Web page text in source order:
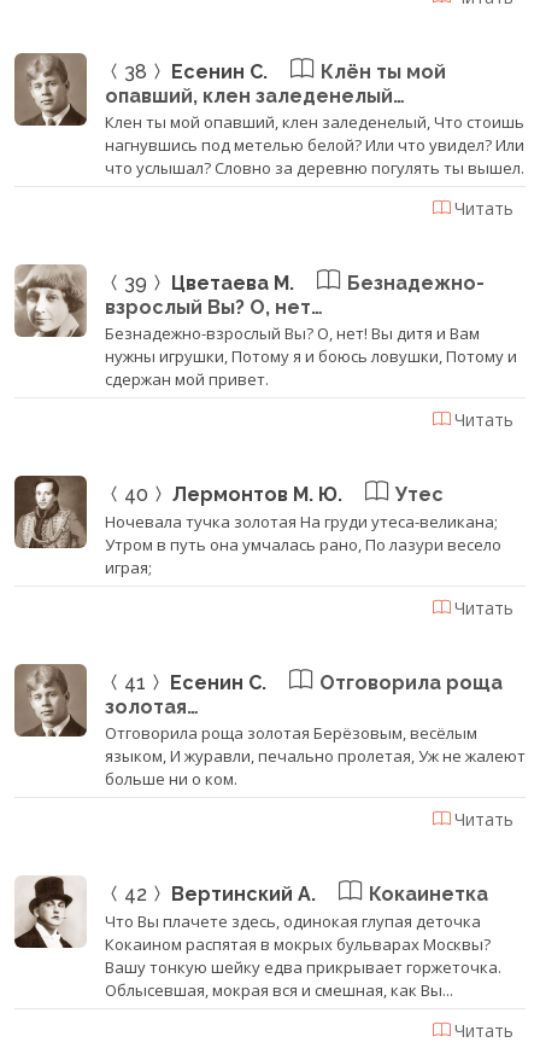
38 Есенин С.
Клён ты мой
опавший, клен заледенелый…
Клен ты мой опавший, клен заледенелый, Что стоишь
нагнувшись под метелью белой? Или что увидел? Или
что услышал? Словно за деревню погулять ты вышел.
Читать
39 Цветаева М.
Безнадежно-
взрослый Вы? О, нет…
Безнадежно-взрослый Вы? О, нет! Вы дитя и Вам
нужны игрушки, Потому я и боюсь ловушки, Потому и
сдержан мой привет.
Читать
40 Лермонтов М. Ю. Утес
Ночевала тучка золотая На груди утеса-великана;
Утром в путь она умчалась рано, По лазури весело
играя;
Читать
41 Есенин С.
Отговорила роща
золотая…
Отговорила роща золотая Берёзовым, весёлым
языком, И журавли, печально пролетая, Уж не жалеют
больше ни о ком.
Читать
42 Вертинский А. Кокаинетка
Что Вы плачете здесь, одинокая глупая деточка
Кокаином распятая в мокрых бульварах Москвы?
Вашу тонкую шейку едва прикрывает горжеточка.
Облысевшая, мокрая вся и смешная, как Вы...
Читать